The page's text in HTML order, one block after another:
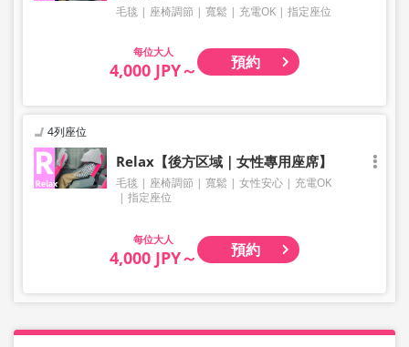
毛毯 座椅調節 寬鬆 充電OK 指定座位
大人
4,000 JPY～ 預約
4列座位
Relax【後方区域｜女性專用座席】
毛毯 座椅調節 寬鬆 女性安心
充電OK
指定座位
大人
4,000 JPY～ 預約